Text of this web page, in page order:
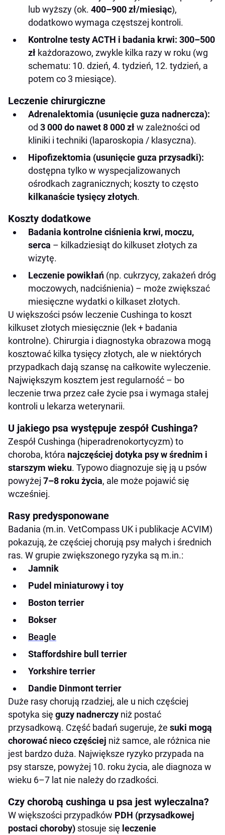
lub wyższy (ok. 400–900 zł/miesiąc),
dodatkowo wymaga częstszej kontroli.
Kontrolne testy ACTH i badania krwi: 300–500
zł każdorazowo, zwykle kilka razy w roku (wg
schematu: 10. dzień, 4. tydzień, 12. tydzień, a
potem co 3 miesiące).
Leczenie chirurgiczne
Adrenalektomia (usunięcie guza nadnercza):
od 3 000 do nawet 8 000 złw zależności od
kliniki i techniki (laparoskopia / klasyczna).
Hipofizektomia (usunięcie guza przysadki):
dostępna tylko w wyspecjalizowanych
ośrodkach zagranicznych; koszty to często
kilkanaście tysięcy złotych.
Koszty dodatkowe
Badania kontrolne ciśnienia krwi, moczu,
serca – kilkadziesiąt do kilkuset złotych za
wizytę.
Leczenie powikłań (np. cukrzycy, zakażeń dróg
moczowych, nadciśnienia) – może zwiększać
miesięczne wydatki o kilkaset złotych.
U większości psów leczenie Cushinga to koszt
kilkuset złotych miesięcznie (lek + badania
kontrolne). Chirurgia i diagnostyka obrazowa mogą
kosztować kilka tysięcy złotych, ale w niektórych
przypadkach dają szansę na całkowite wyleczenie.
Największym kosztem jest regularność – bo
leczenie trwa przez całe życie psa i wymaga stałej
kontroli u lekarza weterynarii.
U jakiego psa występuje zespół Cushinga?
Zespół Cushinga (hiperadrenokortycyzm) to
choroba, która najczęściej dotyka psy w średnim i
starszym wieku. Typowo diagnozuje się ją u psów
powyżej 7–8 roku życia, ale może pojawić się
wcześniej.
Rasy predysponowane
Badania (m.in. VetCompass UK i publikacje ACVIM)
pokazują, że częściej chorują psy małych i średnich
ras. W grupie zwiększonego ryzyka są m.in.:
Jamnik
Pudel miniaturowy i toy
Boston terrier
Bokser
Beagle
Staffordshire bull terrier
Yorkshire terrier
Dandie Dinmont terrier
Duże rasy chorują rzadziej, ale u nich częściej
spotyka się guzy nadnerczy niż postać
przysadkową. Część badań sugeruje, że suki mogą
chorować nieco częściej niż samce, ale różnica nie
jest bardzo duża. Największe ryzyko przypada na
psy starsze, powyżej 10. roku życia, ale diagnoza w
wieku 6–7 lat nie należy do rzadkości.
Czy chorobą cushinga u psa jest wyleczalna?
W większości przypadków PDH (przysadkowej
postaci choroby) stosuje się leczenie